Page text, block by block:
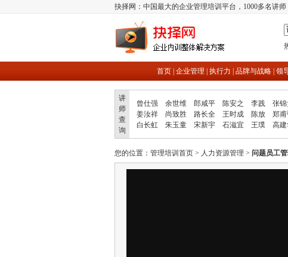
抉择网：中国最大的企业管理培训平台，1000多名讲
首页| 企业管理 执行力 品牌与战略| 领
讲
师
查
询
曾仕强 余世维 郎咸平 陈安之 李践 张
姜汝祥
尚致胜 路长全 王时成 陈放 郑
白长虹
朱玉童 宋新宇 石滋宜 王璞 高
您的位置： 管理培训首页 > 人力资源管理 > 问题员工